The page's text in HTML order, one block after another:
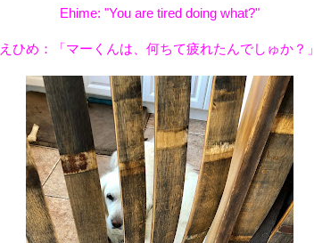
Ehime: "You are tired doing what?"
えひめ：「マーくんは、何ちて疲れたんでしゅか？」